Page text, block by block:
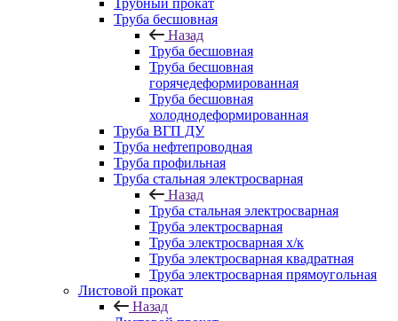
Трубный прокат
Труба бесшовная
Назад
Труба бесшовная
Труба бесшовная
горячедеформированная
Труба бесшовная
холоднодеформированная
Труба ВГП ДУ
Труба нефтепроводная
Труба профильная
Труба стальная электросварная
Назад
Труба стальная электросварная
Труба электросварная
Труба электросварная х/к
Труба электросварная квадратная
Труба электросварная прямоугольная
Листовой прокат
Назад